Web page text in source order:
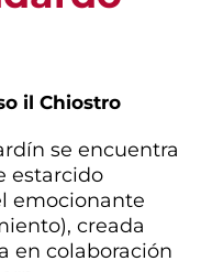
il Chiostro
se encuentra
estarcido
emocionante
creada
en colaboración